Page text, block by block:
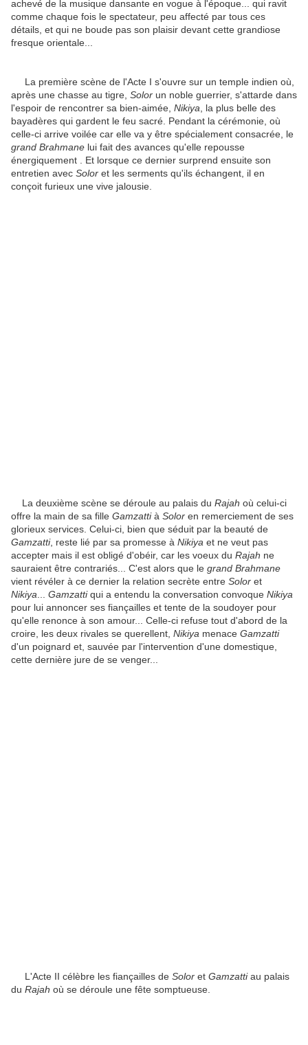
achevé de la musique dansante en vogue à l'époque... qui ravit
comme chaque fois le spectateur, peu affecté par tous ces
détails, et qui ne boude pas son plaisir devant cette grandiose
fresque orientale...
La première scène de l'Acte I s'ouvre sur un temple indien où,
après une chasse au tigre, Solor un noble guerrier, s'attarde dans
l'espoir de rencontrer sa bien-aimée, Nikiya , la plus belle des
bayadères qui gardent le feu sacré. Pendant la cérémonie, où
celle-ci arrive voilée car elle va y être spécialement consacrée, le
grand Brahmane lui fait des avances qu'elle repousse
énergiquement . Et lorsque ce dernier surprend ensuite son
entretien avec Solor et les serments qu'ils échangent, il en
conçoit furieux une vive jalousie.
La deuxième scène se déroule au palais du Rajah où celui-ci
offre la main de sa fille Gamzattià Solor en remerciement de ses
glorieux services. Celui-ci, bien que séduit par la beauté de
Gamzatti, reste lié par sa promesse à Nikiya et ne veut pas
accepter mais il est obligé d'obéir, car les voeux du Rajah ne
sauraient être contrariés... C'est alors que le grand Brahmane
vient révéler à ce dernier la relation secrète entre Solor et
Nikiya
Gamzattiqui a entendu la conversation convoque Nikiya
pour lui annoncer ses fiançailles et tente de la soudoyer pour
qu'elle renonce à son amour... Celle-ci refuse tout d'abord de la
croire, les deux rivales se querellent, Nikiya menace Gamzatti
d'un poignard et, sauvée par l'intervention d'une domestique,
cette dernière jure de se venger...
L'Acte II célèbre les fiançailles de Solor et Gamzattiau palais
du Rajah où se déroule une fête somptueuse.